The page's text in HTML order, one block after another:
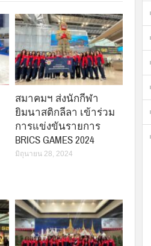
สมาคมฯ ส่งนักกีฬา
ยิมนาสติกลีลา เข้าร่วม
การแข่งขันรายการ
BRICS GAMES 2024
มิถุนายน 28, 2024